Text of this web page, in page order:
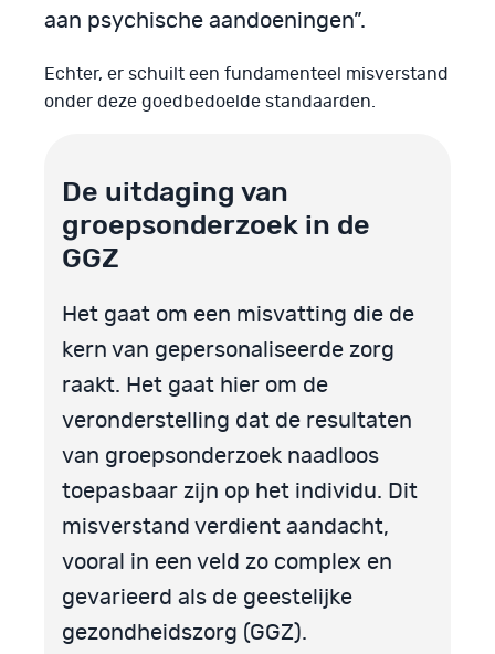
aan psychische aandoeningen”.
Echter, er schuilt een fundamenteel misverstand
onder deze goedbedoelde standaarden.
De uitdaging van
groepsonderzoek in de
GGZ
Het gaat om een misvatting die de
kern van gepersonaliseerde zorg
raakt. Het gaat hier om de
veronderstelling dat de resultaten
van groepsonderzoek naadloos
toepasbaar zijn op het individu. Dit
misverstand verdient aandacht,
vooral in een veld zo complex en
gevarieerd als de geestelijke
gezondheidszorg (GGZ).